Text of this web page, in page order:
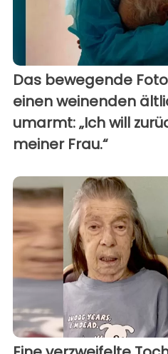
Das bewegende
einen weinenden
umarmt: „Ich will
meiner Frau.“